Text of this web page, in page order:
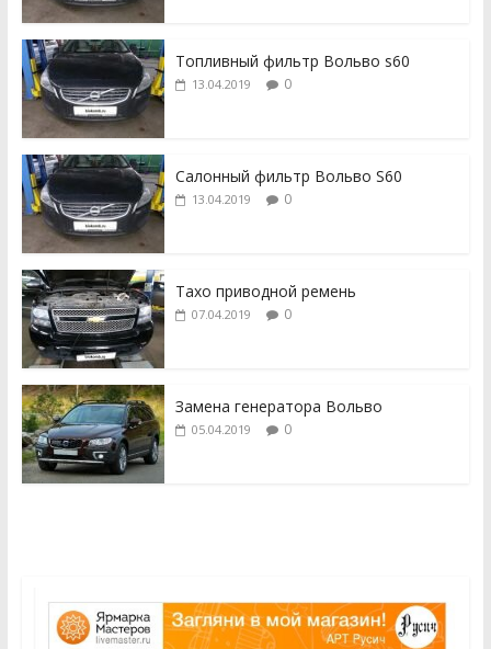
Топливный фильтр Вольво s60
13.04.2019 0
Салонный фильтр Вольво S60
13.04.2019 0
Тахо приводной ремень
07.04.2019 0
Замена генератора Вольво
05.04.2019 0